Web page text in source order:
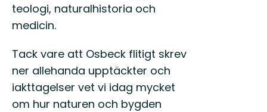
teologi, naturalhistoria och
medicin.
Tack vare att Osbeck flitigt skrev
ner allehanda upptäckter och
iakttagelser vet vi idag mycket
om hur naturen och bygden